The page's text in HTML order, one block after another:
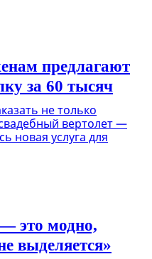
предлагают
за 60 тысяч
не только
вертолет —
новая услуга для
это модно,
выделяется»